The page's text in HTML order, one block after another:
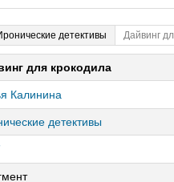
детективы Дайвинг
для крокодила
Калинина
детективы